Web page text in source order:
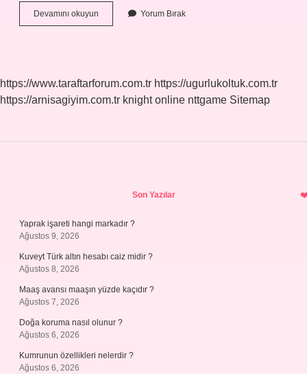
Devamını okuyun
Bahçeli
Yorum Bırak
https://www.taraftarforum.com.tr https://ugurlukoltuk.com.tr
https://arnisagiyim.com.tr knight online nttgame Sitemap
Son Yazılar
Yaprak işareti hangi markadır ?
Ağustos 9, 2026
Kuveyt Türk altın hesabı caiz midir ?
Ağustos 8, 2026
Maaş avansı maaşın yüzde kaçıdır ?
Ağustos 7, 2026
Doğa koruma nasıl olunur ?
Ağustos 6, 2026
Kumrunun özellikleri nelerdir ?
Ağustos 6, 2026